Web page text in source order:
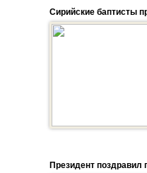
Сирийские баптисты
Президент